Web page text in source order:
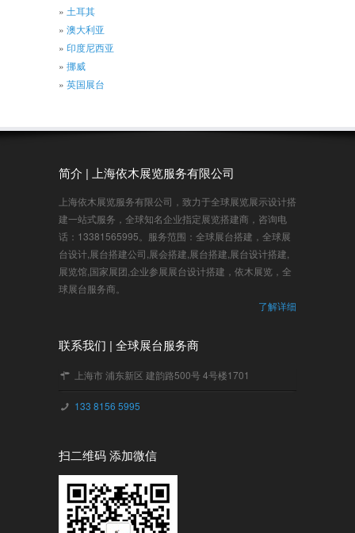
土耳其
澳大利亚
印度尼西亚
挪威
英国展台
简介 | 上海依木展览服务有限公司
上海依木展览服务有限公司，致力于全球展览展示设计搭
建一站式服务，全球知名企业指定展览搭建商，咨询电
话：13381565995。服务范围：全球展台搭建，全球展
台设计,展台搭建公司,展会搭建,展台搭建,展台设计搭建,
展览馆,国家展团,企业参展展台设计搭建，依木展览，全
球展台服务商。
了解详细
联系我们 | 全球展台服务商
上海市 浦东新区 建韵路500号 4号楼1701
133 8156 5995
扫二维码 添加微信